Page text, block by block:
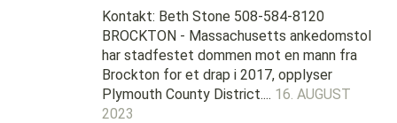
Kontakt: Beth Stone 508-584-8120
BROCKTON - Massachusetts ankedomstol
har stadfestet dommen mot en mann fra
Brockton for et drap i 2017, opplyser
Plymouth County District.... 16. AUGUST
2023